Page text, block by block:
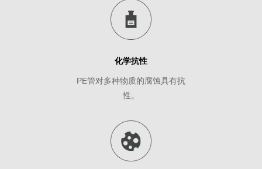
化学抗性
PE管对多种物质的腐蚀具有抗
性。